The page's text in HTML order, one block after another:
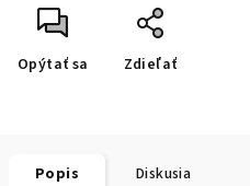
Opýtať sa Zdieľať
Popis Diskusia